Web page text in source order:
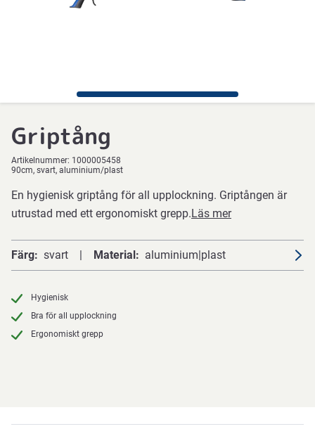
Griptång
Artikelnummer: 1000005458
90cm, svart, aluminium/plast
En hygienisk griptång för all upplockning. Griptången är
utrustad med ett ergonomiskt grepp.Läs mer
Färg svart Material aluminium|plast
Hygienisk
Bra för all upplockning
Ergonomiskt grepp